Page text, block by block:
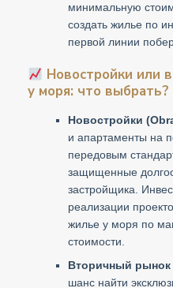
минимальную
создать жилье по
первой линии
Новостройки или
у моря: что выбрать?
Новостройки
и апартаменты на
передовым
защищенные
застройщика.
реализации
жилье у моря по
стоимости.
Вторичный рынок
шанс найти